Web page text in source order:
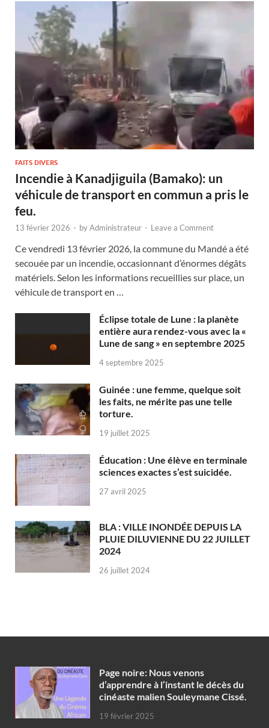
FAITS DIVERS
Incendie à Kanadjiguila (Bamako): un
véhicule de transport en commun a pris le
feu.
13 février 2026 - byAdministrateur - Leave a Comment
Ce vendredi 13 février 2026, la commune du Mandé a été
secouée par un incendie, occasionnant d’énormes dégâts
matériels. Selon les informations recueillies sur place, un
véhicule de transport en …
Éclipse totale de Lune : la planète
entière aura rendez-vous avec la «
Lune de sang » en septembre 2025
4 septembre 2025
Guinée : une femme, quelque soit
les faits, ne mérite pas une telle
torture.
19 juillet 2025
Éducation : Une élève en terminale
sciences exactes s’est suicidée.
27 avril 2025
BLA : VILLE INONDÉE DEPUIS LA
PLUIE DILUVIENNE DU 22 JUILLET
2024
26 juillet 2024
Page noire: Nous venons
d’apprendre à l’instant le décès du
cinéaste malien Souleymane Cissé.
19 février 2025